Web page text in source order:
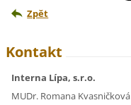
Zpět
Kontakt
Interna Lípa, s.r.o.
MUDr. Romana Kvasničková